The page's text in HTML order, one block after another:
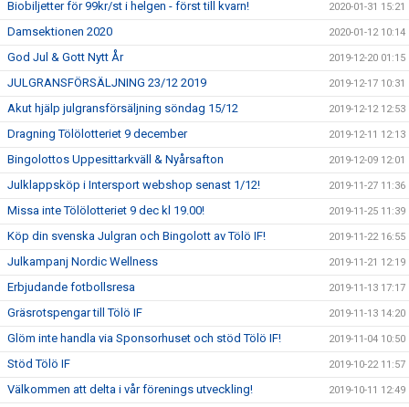
Biobiljetter för 99kr/st i helgen - först till kvarn! 2020-01-31 15:21
Damsektionen 2020 2020-01-12 10:14
God Jul & Gott Nytt År 2019-12-20 01:15
JULGRANSFÖRSÄLJNING 23/12 2019 2019-12-17 10:31
Akut hjälp julgransförsäljning söndag 15/12 2019-12-12 12:53
Dragning Tölölotteriet 9 december 2019-12-11 12:13
Bingolottos Uppesittarkväll & Nyårsafton 2019-12-09 12:01
Julklappsköp i Intersport webshop senast 1/12! 2019-11-27 11:36
Missa inte Tölölotteriet 9 dec kl 19.00! 2019-11-25 11:39
Köp din svenska Julgran och Bingolott av Tölö IF! 2019-11-22 16:55
Julkampanj Nordic Wellness 2019-11-21 12:19
Erbjudande fotbollsresa 2019-11-13 17:17
Gräsrotspengar till Tölö IF 2019-11-13 14:20
Glöm inte handla via Sponsorhuset och stöd Tölö IF! 2019-11-04 10:50
Stöd Tölö IF 2019-10-22 11:57
Välkommen att delta i vår förenings utveckling! 2019-10-11 12:49